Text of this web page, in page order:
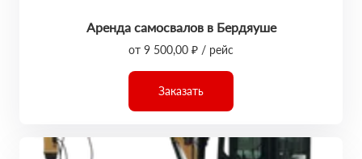
Аренда самосвалов в Бердяуше
от 9 500,00 ₽ / рейс
Заказать